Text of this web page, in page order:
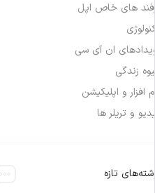
ترفند های خاص اپل
تکنولوژی
رویدادهای ان آی سی
شیوه زندگی
نرم افزار و اپلیکیشن
ویدیو و تریلر ها
نوشته‌های تازه